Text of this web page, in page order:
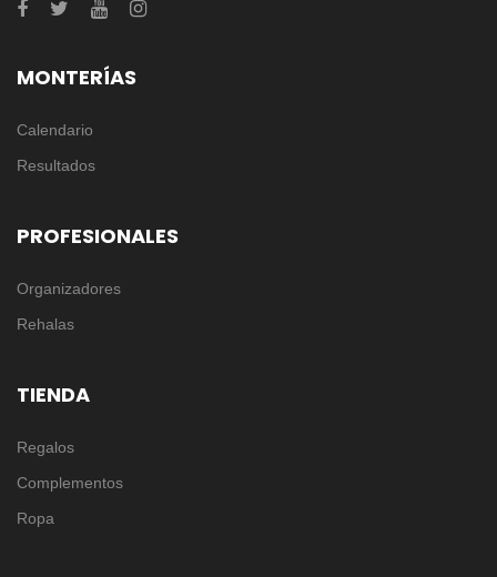
MONTERÍAS
Calendario
Resultados
PROFESIONALES
Organizadores
Rehalas
TIENDA
Regalos
Complementos
Ropa